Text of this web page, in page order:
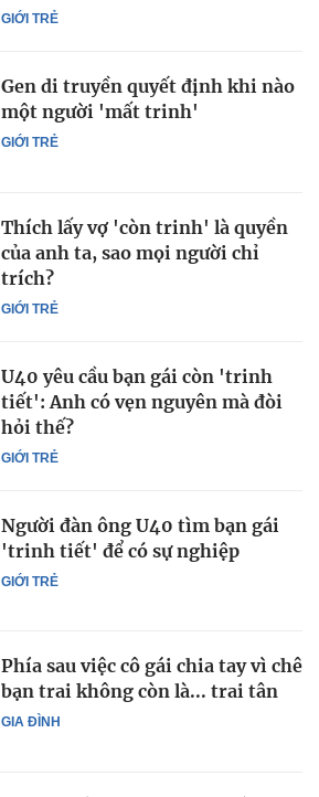
GIỚI TRẺ
GIỚI TRẺ
Gen di truyền quyết định khi nào
một người 'mất trinh'
GIỚI TRẺ
Thích lấy vợ 'còn trinh' là quyền
của anh ta, sao mọi người chỉ
trích?
GIỚI TRẺ
U40 yêu cầu bạn gái còn 'trinh
tiết': Anh có vẹn nguyên mà đòi
hỏi thế?
GIỚI TRẺ
Người đàn ông U40 tìm bạn gái
'trinh tiết' để có sự nghiệp
GIA ĐÌNH
Phía sau việc cô gái chia tay vì chê
bạn trai không còn là... trai tân